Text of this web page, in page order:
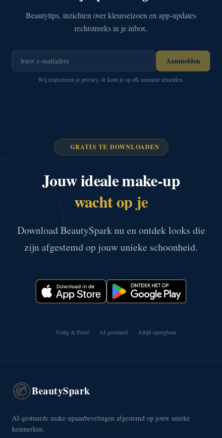
Beautytips, inzichten over kleurseizoen en app-updates
rechtstreeks in je inbox.
Aanmelden
Wij respecteren je privacy. Je kunt je op elk moment afmelden.
GRATIS TE DOWNLOADEN
Jouw ideale make-up
wacht op je
Download BeautySpark nu en ontdek looks die
zijn afgestemd op jouw unieke schoonheid.
Veilig & Privé AI-gestuurd Altijd opzegbaar
BeautySpark
AI-gestuurde make-upaanbevelingen afgestemd op jouw unieke
kenmerken.